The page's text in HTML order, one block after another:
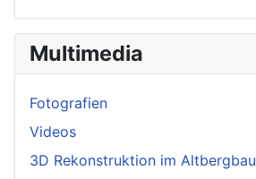
Multimedia
Fotografien
Videos
3D Rekonstruktion im Altbergbau